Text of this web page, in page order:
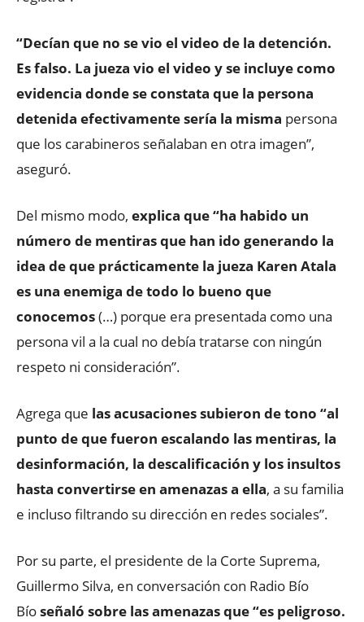
“Decían que no se vio el video de la detención.
Es falso. La jueza vio el video y se incluye como
evidencia donde se constata que la persona
detenida efectivamente sería la misma persona
que los carabineros señalaban en otra imagen”,
aseguró.
Del mismo modo, explica que “ha habido un
número de mentiras que han ido generando la
idea de que prácticamente la jueza Karen Atala
es una enemiga de todo lo bueno que
conocemos(…) porque era presentada como una
persona vil a la cual no debía tratarse con ningún
respeto ni consideración”.
Agrega que las acusaciones subieron de tono “al
punto de que fueron escalando las mentiras, la
desinformación, la descalificación y los insultos
hasta convertirse en amenazas a ella, a su familia
e incluso filtrando su dirección en redes sociales”.
Por su parte, el presidente de la Corte Suprema,
Guillermo Silva, en conversación con Radio Bío
Bíoseñaló sobre las amenazas que “es peligroso.